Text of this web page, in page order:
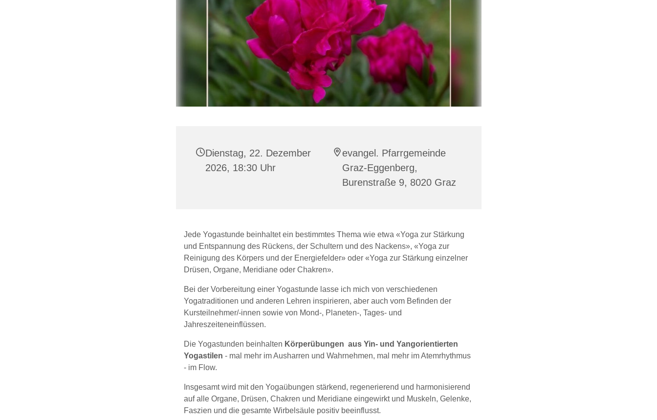
Dienstag, 22. Dezember
2026, 18:30 Uhr
evangel. Pfarrgemeinde
Graz-Eggenberg,
Burenstraße 9, 8020 Graz
Jede Yogastunde beinhaltet ein bestimmtes Thema wie etwa «Yoga zur Stärkung
und Entspannung des Rückens, der Schultern und des Nackens», «Yoga zur
Reinigung des Körpers und der Energiefelder» oder «Yoga zur Stärkung einzelner
Drüsen, Organe, Meridiane oder Chakren».
Bei der Vorbereitung einer Yogastunde lasse ich mich von verschiedenen
Yogatraditionen und anderen Lehren inspirieren, aber auch vom Befinden der
Kursteilnehmer/-innen sowie von Mond-, Planeten-, Tages- und
Jahreszeiteneinflüssen.
Die Yogastunden beinhalten Körperübungen aus Yin- und Yangorientierten
Yogastilen - mal mehr im Ausharren und Wahrnehmen, mal mehr im Atemrhythmus
- im Flow.
Insgesamt wird mit den Yogaübungen stärkend, regenerierend und harmonisierend
auf alle Organe, Drüsen, Chakren und Meridiane eingewirkt und Muskeln, Gelenke,
Faszien und die gesamte Wirbelsäule positiv beeinflusst.